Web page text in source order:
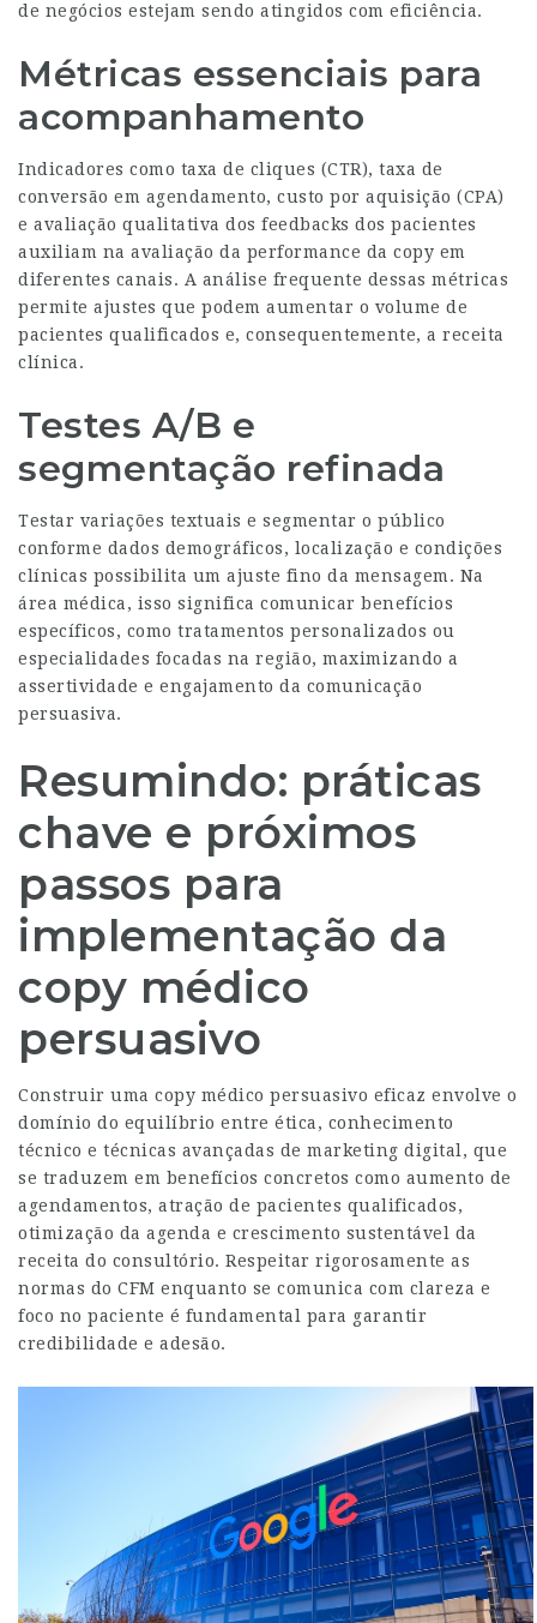
de negócios estejam sendo atingidos com eficiência.
Métricas essenciais para
acompanhamento
Indicadores como taxa de cliques (CTR), taxa de
conversão em agendamento, custo por aquisição (CPA)
e avaliação qualitativa dos feedbacks dos pacientes
auxiliam na avaliação da performance da copy em
diferentes canais. A análise frequente dessas métricas
permite ajustes que podem aumentar o volume de
pacientes qualificados e, consequentemente, a receita
clínica.
Testes A/B e
segmentação refinada
Testar variações textuais e segmentar o público
conforme dados demográficos, localização e condições
clínicas possibilita um ajuste fino da mensagem. Na
área médica, isso significa comunicar benefícios
específicos, como tratamentos personalizados ou
especialidades focadas na região, maximizando a
assertividade e engajamento da comunicação
persuasiva.
Resumindo: práticas
chave e próximos
passos para
implementação da
copy médico
persuasivo
Construir uma copy médico persuasivo eficaz envolve o
domínio do equilíbrio entre ética, conhecimento
técnico e técnicas avançadas de marketing digital, que
se traduzem em benefícios concretos como aumento de
agendamentos, atração de pacientes qualificados,
otimização da agenda e crescimento sustentável da
receita do consultório. Respeitar rigorosamente as
normas do CFM enquanto se comunica com clareza e
foco no paciente é fundamental para garantir
credibilidade e adesão.